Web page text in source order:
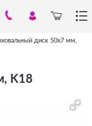
диск 50x7 мм,
K18